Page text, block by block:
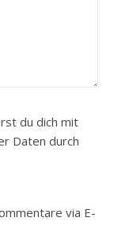
du dich mit
Daten durch
via E-